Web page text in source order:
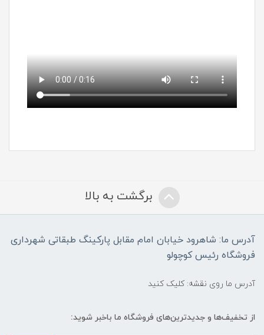
برگشت به بالا
آدرس ما: شاهرود خیابان امام مقابل پارکینگ طبقاتی شهرداری
فروشگاه رئیس کوچولو
آدرس ما روی نقشه: کلیک کنید
از تخفیف‌ها و جدیدترین‌های فروشگاه ما باخبر شوید: